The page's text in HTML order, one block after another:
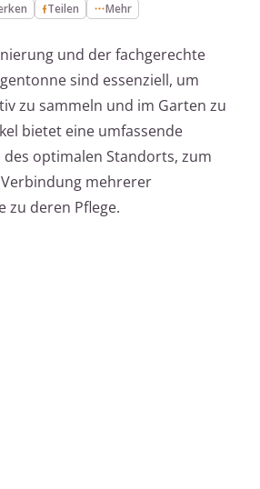
Teilen Mehr
und der fachgerechte
sind essenziell, um
zu sammeln und im Garten zu
bietet eine umfassende
optimalen Standorts, zum
mehrerer
zu deren Pflege.